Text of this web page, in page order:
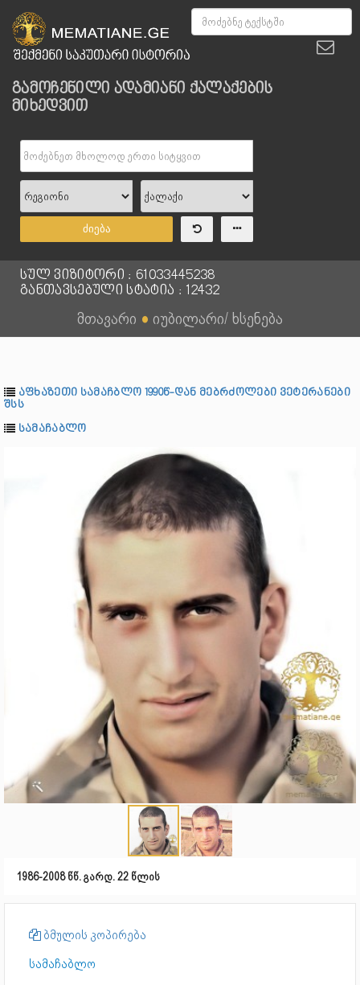
გამოჩენილი ადამიანი ქალაქების
მიხედვით
ძიება
სულ ვიზიტორი : 61033445238
განთავსებული სტატია : 12432
მთავარი ● იუბილარი/ ხსენება
აფხაზეთი სამაჩბლო 1990წ-დან მებრძოლები ვეტერანები
შსს
სამაჩაბლო
1986-2008 წწ. გარდ. 22 წლის
ბმულის კოპირება
სამაჩაბლო